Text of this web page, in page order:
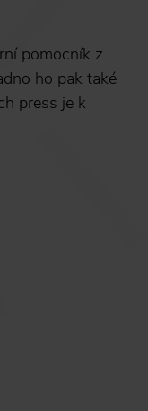
pomocník z
ho pak také
press je k